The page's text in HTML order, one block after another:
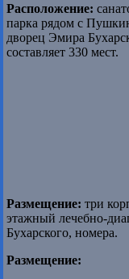
Расположение:
парка рядом с
дворец Эмира
составляет 330 мест.
Размещение: три
этажный лечебно-
Бухарского, номера.
Размещение: